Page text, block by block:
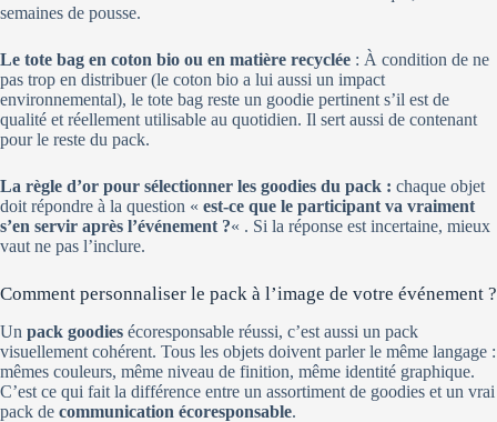
semaines de pousse.
Le tote bag en coton bio ou en matière recyclée : À condition de ne
pas trop en distribuer (le coton bio a lui aussi un impact
environnemental), le tote bag reste un goodie pertinent s’il est de
qualité et réellement utilisable au quotidien. Il sert aussi de contenant
pour le reste du pack.
La règle d’or pour sélectionner les goodies du pack : chaque objet
doit répondre à la question « est-ce que le participant va vraiment
s’en servir après l’événement ?« . Si la réponse est incertaine, mieux
vaut ne pas l’inclure.
Comment personnaliser le pack à l’image de votre événement ?
Un pack goodies écoresponsable réussi, c’est aussi un pack
visuellement cohérent. Tous les objets doivent parler le même langage :
mêmes couleurs, même niveau de finition, même identité graphique.
C’est ce qui fait la différence entre un assortiment de goodies et un vrai
pack de communication écoresponsable.